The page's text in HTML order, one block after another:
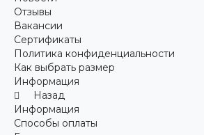
Отзывы
Вакансии
Сертификаты
Политика конфиденциальности
Как выбрать размер
Информация
Назад
Информация
Способы оплаты